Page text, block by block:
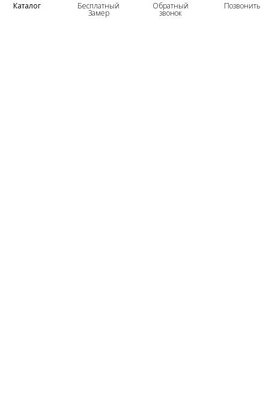
Каталог Бесплатный
Замер
Обратный
звонок
Позвонить